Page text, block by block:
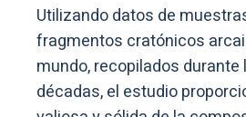
Utilizando datos de
fragmentos cratónicos
mundo, recopilados
décadas, el estudio